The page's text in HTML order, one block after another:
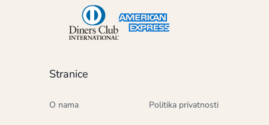
Stranice
O nama Politika privatnosti